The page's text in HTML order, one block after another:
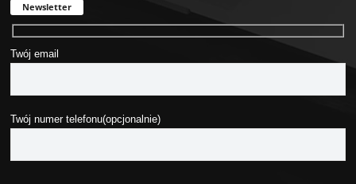
Newsletter
Twój email
Twój numer telefonu(opcjonalnie)